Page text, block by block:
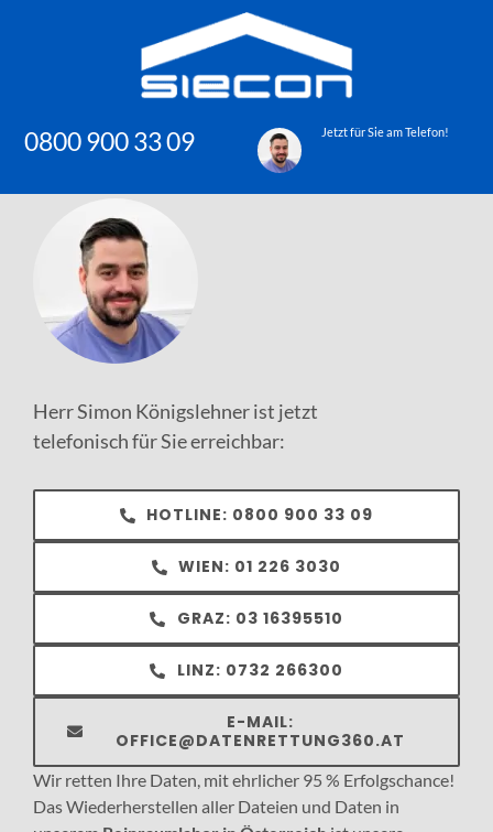
0800 900 33 09 Jetzt für Sie am Telefon!
Herr Simon Königslehner ist jetzt
telefonisch für Sie erreichbar:
HOTLINE: 0800 900 33 09
WIEN: 01 226 3030
GRAZ: 03 16395510
LINZ: 0732 266300
E-MAIL:
OFFICE@DATENRETTUNG360.AT
Wir retten Ihre Daten, mit ehrlicher 95 % Erfolgschance!
Das Wiederherstellen aller Dateien und Daten in